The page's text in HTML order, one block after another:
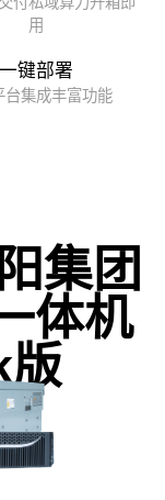
用
一键部署
台集成丰富功能
集团
体机
版